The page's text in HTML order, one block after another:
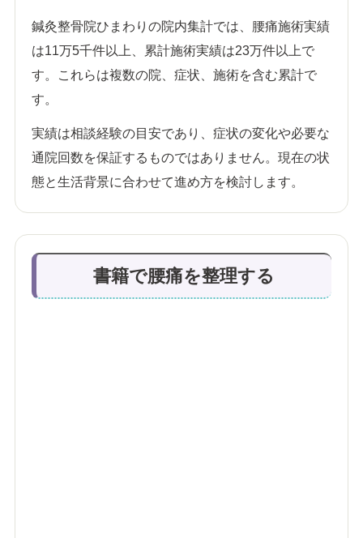
鍼灸整骨院ひまわりの院内集計では、腰痛施術実績
は11万5千件以上、累計施術実績は23万件以上で
す。これらは複数の院、症状、施術を含む累計で
す。
実績は相談経験の目安であり、症状の変化や必要な
通院回数を保証するものではありません。現在の状
態と生活背景に合わせて進め方を検討します。
書籍で腰痛を整理する